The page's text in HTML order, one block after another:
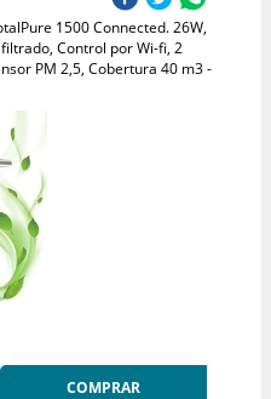
1500 Connected. 26W,
filtrado, Control por Wi-fi, 2
PM 2,5, Cobertura 40 m3 -
COMPRAR